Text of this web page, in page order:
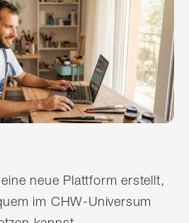
neue Plattform erstellt,
im CHW-Universum